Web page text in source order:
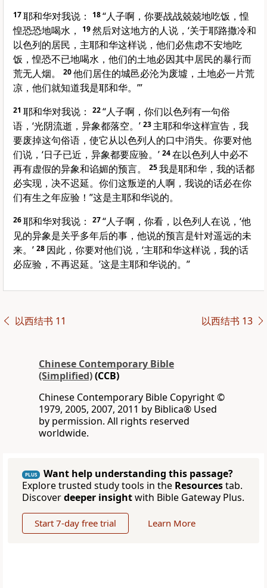
17耶和华对我说： 18“人子啊，你要战战兢兢地吃饭，惶
惶恐恐地喝水，
19然后对这地方的人说，‘关于耶路撒冷和
以色列的居民，主耶和华这样说，他们必焦虑不安地吃
饭，惶恐不已地喝水，他们的土地必因其中居民的暴行而
荒无人烟。
20他们居住的城邑必沦为废墟，土地必一片荒
凉，他们就知道我是耶和华。’”
21 耶和华对我说： 22“人子啊，你们以色列有一句俗
语，‘光阴流逝，异象都落空。’ 23 主耶和华这样宣告，我
要废掉这句俗语，使它从以色列人的口中消失。你要对他
们说，‘日子已近，异象都要应验。’ 24在以色列人中必不
再有虚假的异象和谄媚的预言。
25我是耶和华，我的话都
必实现，决不迟延。你们这叛逆的人啊，我说的话必在你
们有生之年应验！”这是主耶和华说的。
26耶和华对我说： 27“人子啊，你看，以色列人在说，‘他
见的异象是关乎多年后的事，他说的预言是针对遥远的未
来。’ 28 因此，你要对他们说，‘主耶和华这样说，我的话
必应验，不再迟延。’这是主耶和华说的。”
以西结书 11 以西结书 13
Chinese Contemporary Bible
(Simplified)(CCB)
Chinese Contemporary Bible Copyright ©
1979, 2005, 2007, 2011 by Biblica® Used
by permission. All rights reserved
worldwide.
PLUS
Want help understanding this passage?
Explore trusted study tools in the Resourcestab.
Discoverdeeper insightwith Bible Gateway Plus.
Start 7-day free trial Learn More